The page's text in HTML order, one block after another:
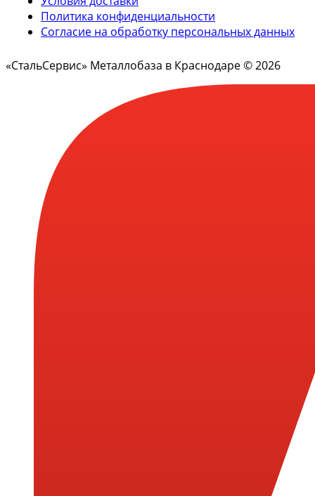
Политика конфиденциальности
Согласие на обработку персональных данных
«СтальСервис» Металлобаза в Краснодаре © 2026